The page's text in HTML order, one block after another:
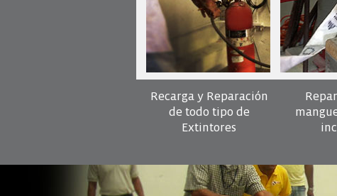
Recarga y Reparación
de todo tipo de
Extintores